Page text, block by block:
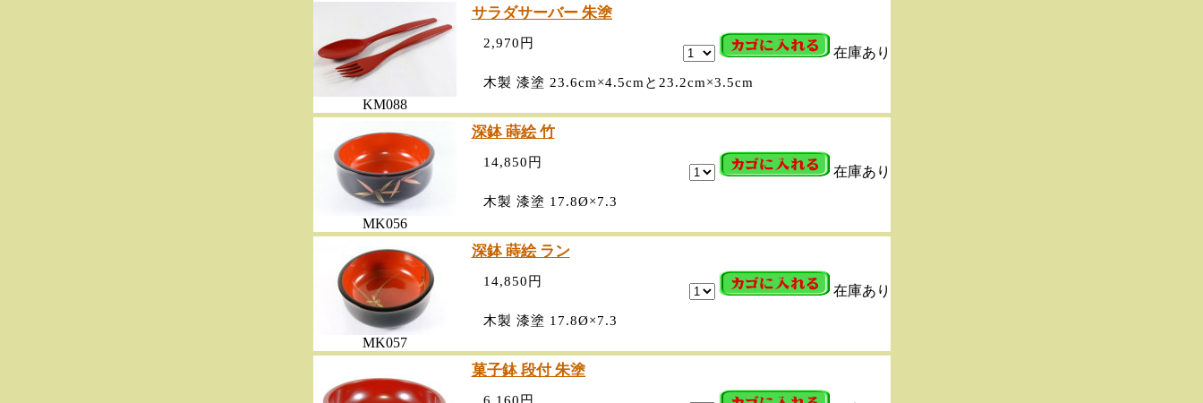
サラダサーバー 朱塗
在庫あり
2,970円
木製 漆塗 23.6cm×4.5cmと23.2cm×3.5cm
KM088
深鉢 蒔絵 竹
在庫あり
14,850円
木製 漆塗 17.8Ø×7.3
MK056
深鉢 蒔絵 ラン
在庫あり
14,850円
木製 漆塗 17.8Ø×7.3
MK057
菓子鉢 段付 朱塗
6,160円